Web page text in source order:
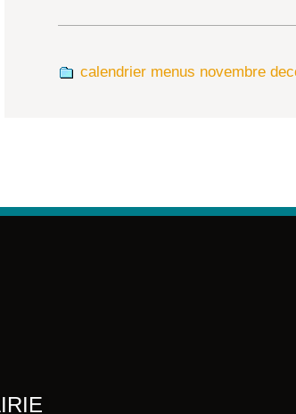
calendrier menus novembre